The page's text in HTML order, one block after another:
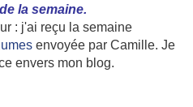
la semaine.
: j'ai reçu la semaine
envoyée par Camille. Je
envers mon blog.